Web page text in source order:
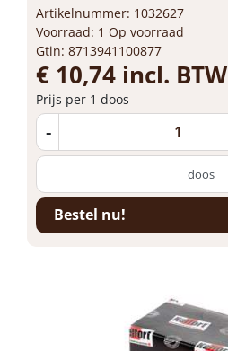
Artikelnummer: 1032627
Voorraad: 1 Op voorraad
Gtin: 8713941100877
€ 10,74 incl. BTW
Prijs per 1 doos
-
doos
Bestel nu!